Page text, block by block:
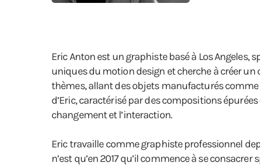
Eric Anton est un graphiste basé à Los
uniques du motion design et cherche à créer
thèmes, allant des objets manufacturés comme
d’Eric, caractérisé par des compositions
changement et l’interaction.
Eric travaille comme graphiste professionnel
n’est qu’en 2017 qu’il commence à se